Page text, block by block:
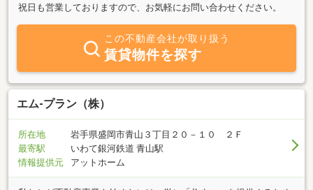
祝日も営業しておりますので、お気軽にお問い合わせください。
この不動産会社が取り扱う
賃貸物件を探す
エム‐プラン（株）
所在地
岩手県盛岡市青山３丁目２０－１０ ２Ｆ
最寄駅
いわて銀河鉄道 青山駅
情報提供元
アットホーム